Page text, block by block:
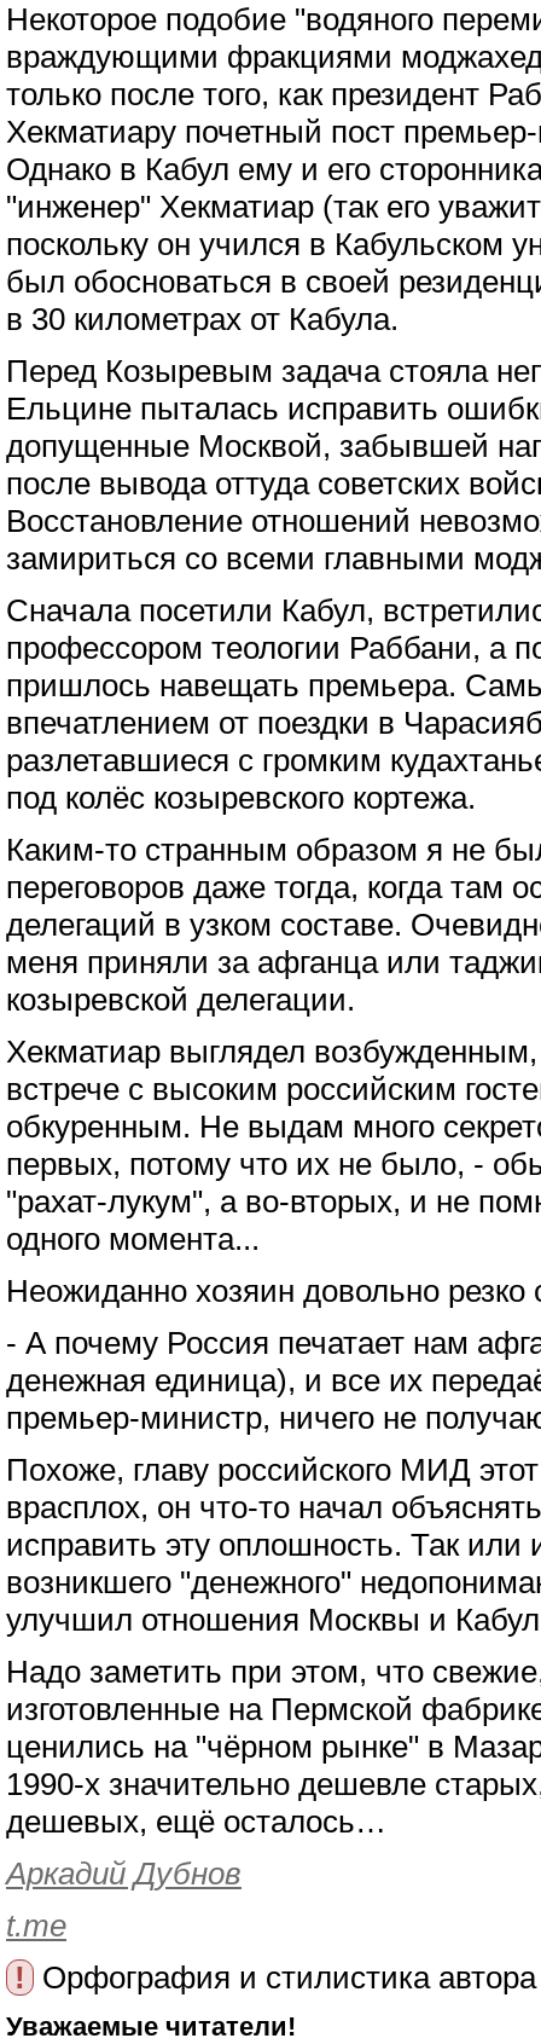
Некоторое подобие "водяного
враждующими фракциями
только после того, как президент
Хекматиару почетный пост
Однако в Кабул ему и его
"инженер" Хекматиар (так его
поскольку он учился в Кабульском
был обосноваться в своей
в 30 километрах от Кабула.
Перед Козыревым задача стояла
Ельцине пыталась исправить
допущенные Москвой, забывшей
после вывода оттуда советских
Восстановление отношений
замириться со всеми главными
Сначала посетили Кабул,
профессором теологии Раббани, а
пришлось навещать премьера.
впечатлением от поездки в
разлетавшиеся с громким
под колёс козыревского кортежа.
Каким-то странным образом я не
переговоров даже тогда, когда там
делегаций в узком составе.
меня приняли за афганца или
козыревской делегации.
Хекматиар выглядел возбужденным,
встрече с высоким российским
обкуренным. Не выдам много
первых, потому что их не было, -
"рахат-лукум", а во-вторых, и не
одного момента...
Неожиданно хозяин довольно резко
- А почему Россия печатает нам
денежная единица), и все их
премьер-министр, ничего не
Похоже, главу российского МИД
врасплох, он что-то начал
исправить эту оплошность. Так или
возникшего "денежного"
улучшил отношения Москвы и
Надо заметить при этом, что
изготовленные на Пермской
ценились на "чёрном рынке" в
1990-х значительно дешевле
дешевых, ещё осталось…
Аркадий Дубнов
t.me
!
Орфография и стилистика
Уважаемые читатели!